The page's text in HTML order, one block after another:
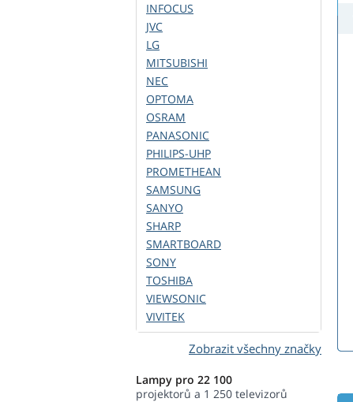
INFOCUS
JVC
LG
MITSUBISHI
NEC
OPTOMA
OSRAM
PANASONIC
PHILIPS-UHP
PROMETHEAN
SAMSUNG
SANYO
SHARP
SMARTBOARD
SONY
TOSHIBA
VIEWSONIC
VIVITEK
Zobrazit všechny značky
Lampy pro 22 100
projektorů a 1 250 televizorů